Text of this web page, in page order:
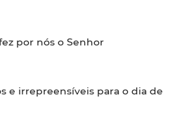
por nós o Senhor
e irrepreensíveis para o dia de